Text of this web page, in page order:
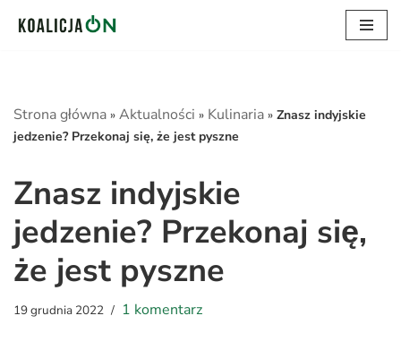
Strona główna » Aktualności » Kulinaria » Znasz indyjskie
jedzenie? Przekonaj się, że jest pyszne
Znasz indyjskie
jedzenie? Przekonaj się,
że jest pyszne
19 grudnia 2022 1 komentarz